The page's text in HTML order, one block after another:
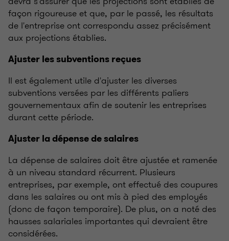
façon rigoureuse et que, par le passé, les résultats
de l'entreprise ont correspondu assez précisément
aux projections établies.
Ajuster les subventions reçues
Il est également utile d'ajuster les diverses
subventions versées par les différents paliers
gouvernementaux afin de soutenir les entreprises
durant cette période.
Ajuster la dépense de salaires
La dépense de salaires doit être ajustée et ramenée
à un niveau standard récurrent. Plusieurs
entreprises, par exemple, ont effectué des coupures
dans les salaires ou ont mis à pied des employés
(donc de façon temporaire). De plus, on a noté des
hausses salariales importantes qui devraient être
considérées.